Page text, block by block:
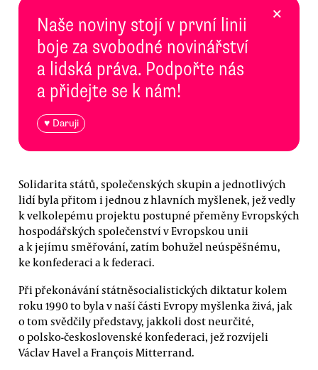
Naše noviny stojí v první linii
boje za svobodné novinářství
a lidská práva. Podpořte nás
a přidejte se k nám!
♥ Daruji
×
Solidarita států, společenských skupin a jednotlivých
lidí byla přitom i jednou z hlavních myšlenek, jež vedly
k velkolepému projektu postupné přeměny Evropských
hospodářských společenství v Evropskou unii
a k jejímu směřování, zatím bohužel neúspěšnému,
ke konfederaci a k federaci.
Při překonávání státněsocialistických diktatur kolem
roku 1990 to byla v naší části Evropy myšlenka živá, jak
o tom svědčily představy, jakkoli dost neurčité,
o polsko-československé konfederaci, jež rozvíjeli
Václav Havel a François Mitterrand.